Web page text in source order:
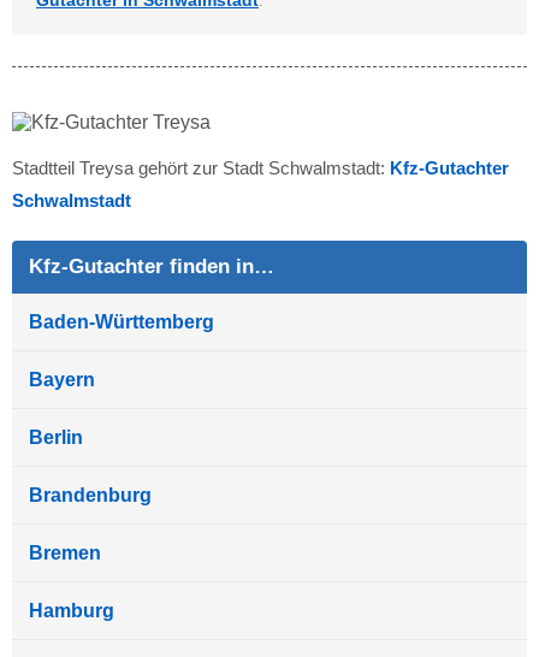
Stadtteil Treysa gehört zur Stadt Schwalmstadt: Kfz-Gutachter
Schwalmstadt
Kfz-Gutachter finden in…
Baden-Württemberg
Bayern
Berlin
Brandenburg
Bremen
Hamburg